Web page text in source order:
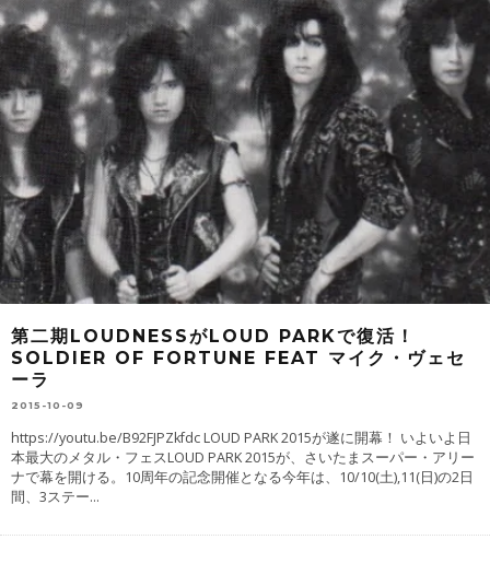
第二期LOUDNESSがLOUD PARKで復活！
SOLDIER OF FORTUNE FEAT マイク・ヴェセ
ーラ
2015-10-09
https://youtu.be/B92FJPZkfdc LOUD PARK 2015が遂に開幕！ いよいよ日
本最大のメタル・フェスLOUD PARK 2015が、さいたまスーパー・アリー
ナで幕を開ける。10周年の記念開催となる今年は、10/10(土),11(日)の2日
間、3ステー...